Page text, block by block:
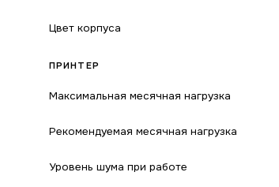
Цвет корпуса
ПРИНТЕР
Максимальная месячная нагрузка
Рекомендуемая месячная нагрузка
Уровень шума при работе